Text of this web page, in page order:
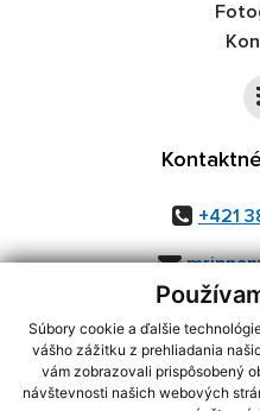
Súbory cookie a ďalšie
vášho zážitku z prehliadania
vám zobrazovali prispôsobený
návštevnosti našich webových
+421
využite možnosť získavania
CMS systém (redakčný) systém